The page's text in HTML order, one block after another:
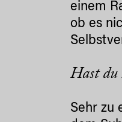
einem
ob es
Hast du
Sehr zu